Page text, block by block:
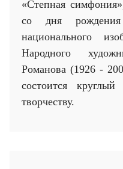
«Степная
со дня рождения
национального
Народного
Романова (1926 -
состоится
творчеству.